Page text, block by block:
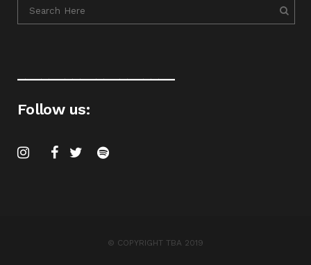
Follow us:
© COPYRIGHT TBA 2019